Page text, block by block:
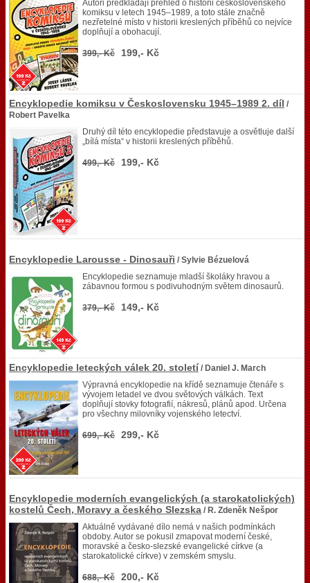
Autoři předkládají přehled o historii československého
komiksu v letech 1945–1989, a toto stále značně
nezřetelné místo v historii kreslených příběhů co nejvíce
doplňují a obohacují.
399,- Kč 199,- Kč
Encyklopedie komiksu v Československu 1945–1989 2. díl /
Robert Pavelka
Druhý díl této encyklopedie představuje a osvětluje další
„bílá místa“ v historii kreslených příběhů.
499,- Kč 199,- Kč
Encyklopedie Larousse - Dinosauři / Sylvie Bézuelová
Encyklopedie seznamuje mladší školáky hravou a
zábavnou formou s podivuhodným světem dinosaurů.
379,- Kč 149,- Kč
Encyklopedie leteckých válek 20. století / Daniel J. March
Výpravná encyklopedie na křídě seznamuje čtenáře s
vývojem letadel ve dvou světových válkách. Text
doplňují stovky fotografií, nákresů, plánů apod. Určena
pro všechny milovníky vojenského letectví.
699,- Kč 299,- Kč
Encyklopedie moderních evangelických (a starokatolických)
kostelů Čech, Moravy a českého Slezska / R. Zdeněk Nešpor
Aktuálně vydávané dílo nemá v našich podmínkách
obdoby. Autor se pokusil zmapovat moderní české,
moravské a česko-slezské evangelické církve (a
starokatolické církve) v zemském smyslu.
688,- Kč 200,- Kč